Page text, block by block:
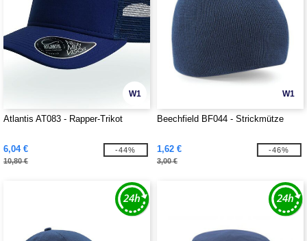
W1
Atlantis AT083 - Rapper-Trikot
6,04 €
10,80 €
-44%
W1
Beechfield BF044 - Strickmütze
1,62 €
3,00 €
-46%